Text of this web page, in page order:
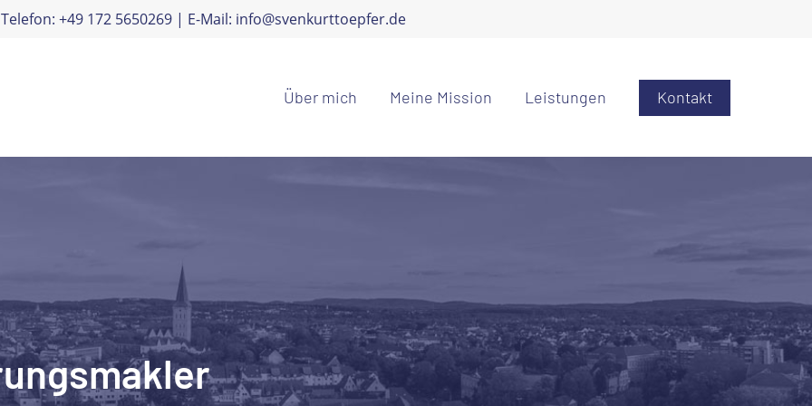
Telefon: +49 172 5650269 | E-Mail: info@svenkurttoepfer.de
Über mich Meine Mission Leistungen Kontakt